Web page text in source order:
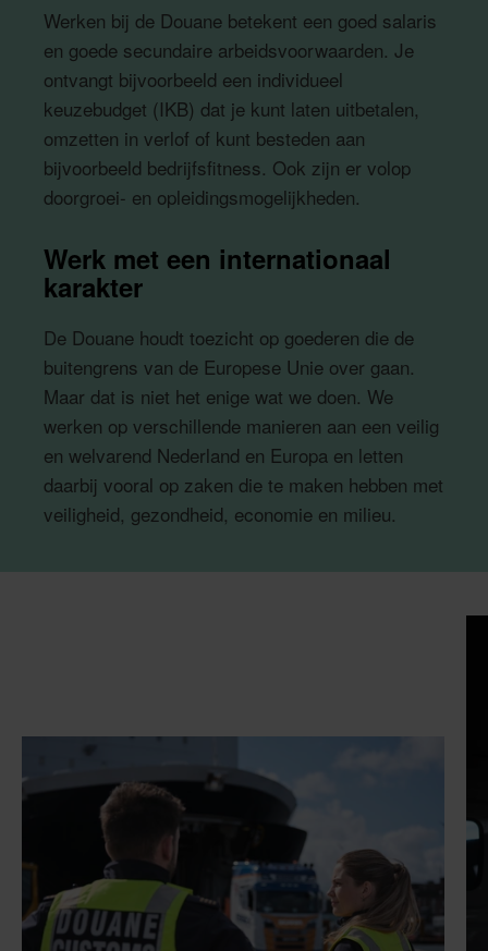
Werken bij de Douane betekent een goed salaris
en goede secundaire arbeidsvoorwaarden. Je
ontvangt bijvoorbeeld een individueel
keuzebudget (IKB) dat je kunt laten uitbetalen,
omzetten in verlof of kunt besteden aan
bijvoorbeeld bedrijfsfitness. Ook zijn er volop
doorgroei- en opleidingsmogelijkheden.
Werk met een internationaal
karakter
De Douane houdt toezicht op goederen die de
buitengrens van de Europese Unie over gaan.
Maar dat is niet het enige wat we doen. We
werken op verschillende manieren aan een veilig
en welvarend Nederland en Europa en letten
daarbij vooral op zaken die te maken hebben met
veiligheid, gezondheid, economie en milieu.